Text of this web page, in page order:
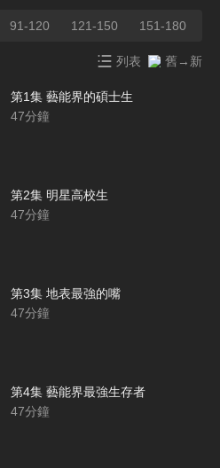
91-120 121-150 151-180
列表 舊→新
第1集 藝能界的碩士生
47分鐘
第2集 明星高校生
47分鐘
第3集 地表最強的嘴
47分鐘
第4集 藝能界最強生存者
47分鐘